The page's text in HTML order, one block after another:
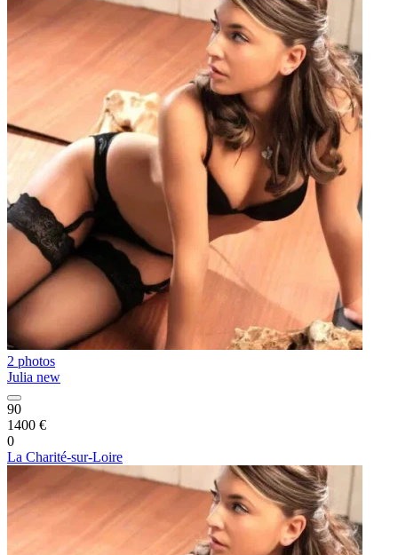
2 photos
Julia new
90
1400 €
0
La Charité-sur-Loire